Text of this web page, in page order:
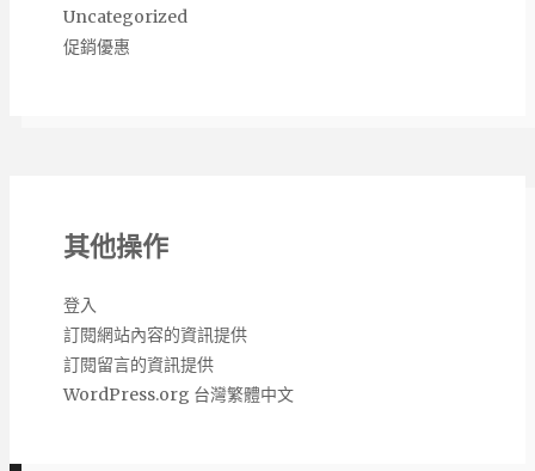
Uncategorized
促銷優惠
其他操作
登入
訂閱網站內容的資訊提供
訂閱留言的資訊提供
WordPress.org 台灣繁體中文
Copyright 熱銷網購商品推薦購買 2026 |